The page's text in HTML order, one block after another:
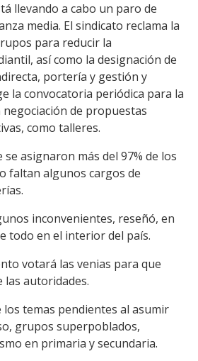
llevando a cabo un paro de
media. El sindicato reclama la
para reducir la
así como la designación de
portería y gestión y
la convocatoria periódica para la
negociación de propuestas
como talleres.
asignaron más del 97% de los
faltan algunos cargos de
inconvenientes, reseñó, en
todo en el interior del país.
votará las venias para que
las autoridades.
los temas pendientes al asumir
grupos superpoblados,
en primaria y secundaria.